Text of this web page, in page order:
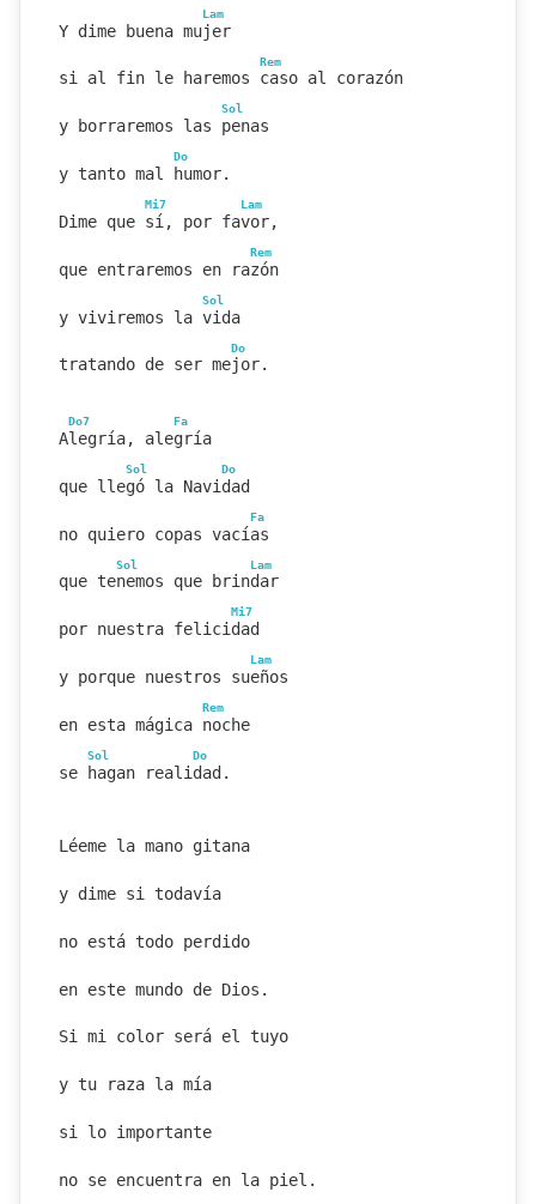
Lam
Y dime buena mujer
Rem
si al fin le haremos caso al corazón
Sol
y borraremos las penas
Do
y tanto mal humor.
Mi7 Lam
Dime que sí, por favor,
Rem
que entraremos en razón
Sol
y viviremos la vida
Do
tratando de ser mejor.
Do7 Fa
Alegría, alegría
Sol Do
que llegó la Navidad
Fa
no quiero copas vacías
Sol Lam
que tenemos que brindar
Mi7
por nuestra felicidad
Lam
y porque nuestros sueños
Rem
en esta mágica noche
Sol Do
se hagan realidad.
Léeme la mano gitana
y dime si todavía
no está todo perdido
en este mundo de Dios.
Si mi color será el tuyo
y tu raza la mía
si lo importante
no se encuentra en la piel.